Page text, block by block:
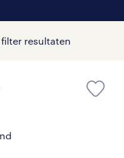
filter resultaten